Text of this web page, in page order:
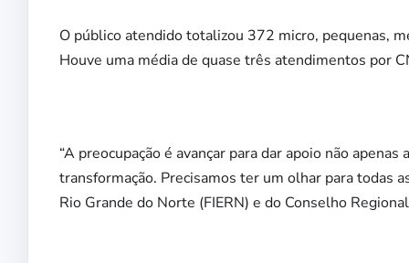
O público atendido totalizou 372 micro, pequenas,
Houve uma média de quase três atendimentos por
“A preocupação é avançar para dar apoio não
transformação. Precisamos ter um olhar para todas
Rio Grande do Norte (FIERN) e do Conselho